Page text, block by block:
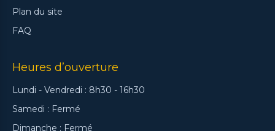
Plan du site
FAQ
Heures d’ouverture
Lundi - Vendredi : 8h30 - 16h30
Samedi : Fermé
Dimanche : Fermé